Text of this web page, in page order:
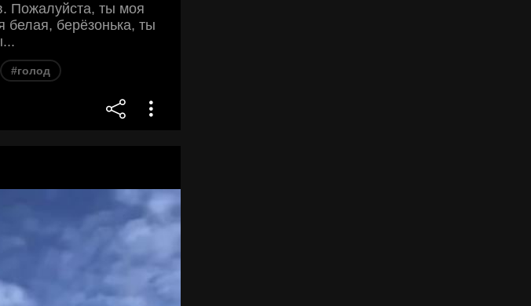
Пожалуйста, ты моя
берёзонька, ты
#голод